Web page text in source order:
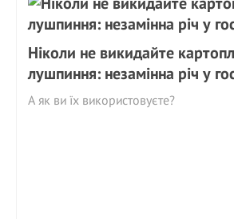
Ніколи не викидайте
лушпиння: незамінна річ у
А як ви їх використовуєте?